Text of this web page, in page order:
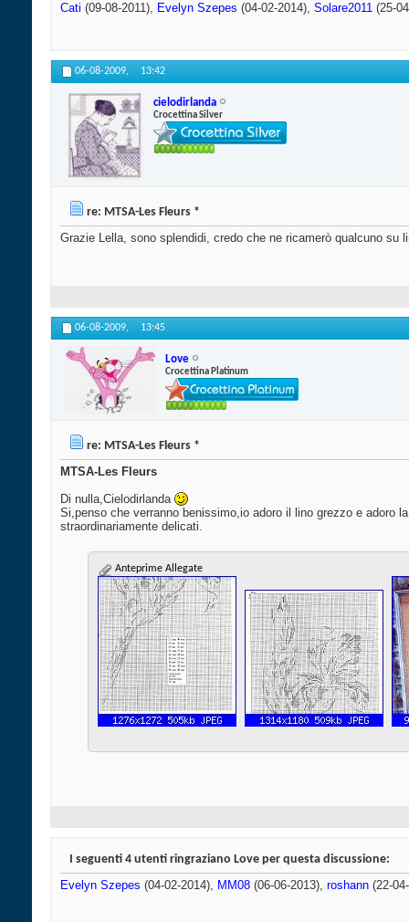
Cati (09-08-2011), Evelyn Szepes (04-02-2014), Solare2011 (25-
06-08-2009, 13:42
cielodirlanda
Crocettina Silver
re: MTSA-Les Fleurs *
Grazie Lella, sono splendidi, credo che ne ricamerò qualcuno
06-08-2009, 13:45
Love
Crocettina Platinum
re: MTSA-Les Fleurs *
MTSA-Les Fleurs
Di nulla,Cielodirlanda
Si,penso che verranno benissimo,io adoro il lino grezzo e adoro
straordinariamente delicati.
Anteprime Allegate
I seguenti 4 utenti ringraziano Love per questa discussione:
Evelyn Szepes (04-02-2014), MM08 (06-06-2013), roshann (22-